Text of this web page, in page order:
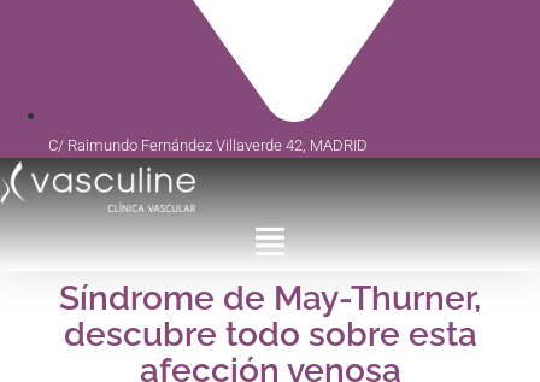
C/ Raimundo Fernández Villaverde 42, MADRID
Síndrome de May-Thurner,
descubre todo sobre esta
afección venosa